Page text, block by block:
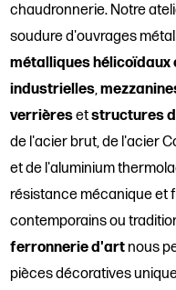
chaudronnerie. Notre
soudure d'ouvrages
métalliques hélicoïdaux
industrielles,
verrièresetstructures
de l'acier brut, de l'acier
et de l'aluminium
résistance mécanique et
contemporains ou
ferronnerie d'art nous
pièces décoratives